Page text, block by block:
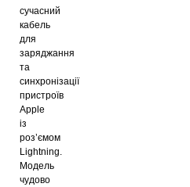
сучасний
кабель
для
заряджання
та
синхронізації
пристроїв
Apple
із
роз’ємом
Lightning.
Модель
чудово